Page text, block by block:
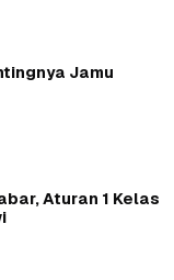
Jamu
Aturan 1 Kelas